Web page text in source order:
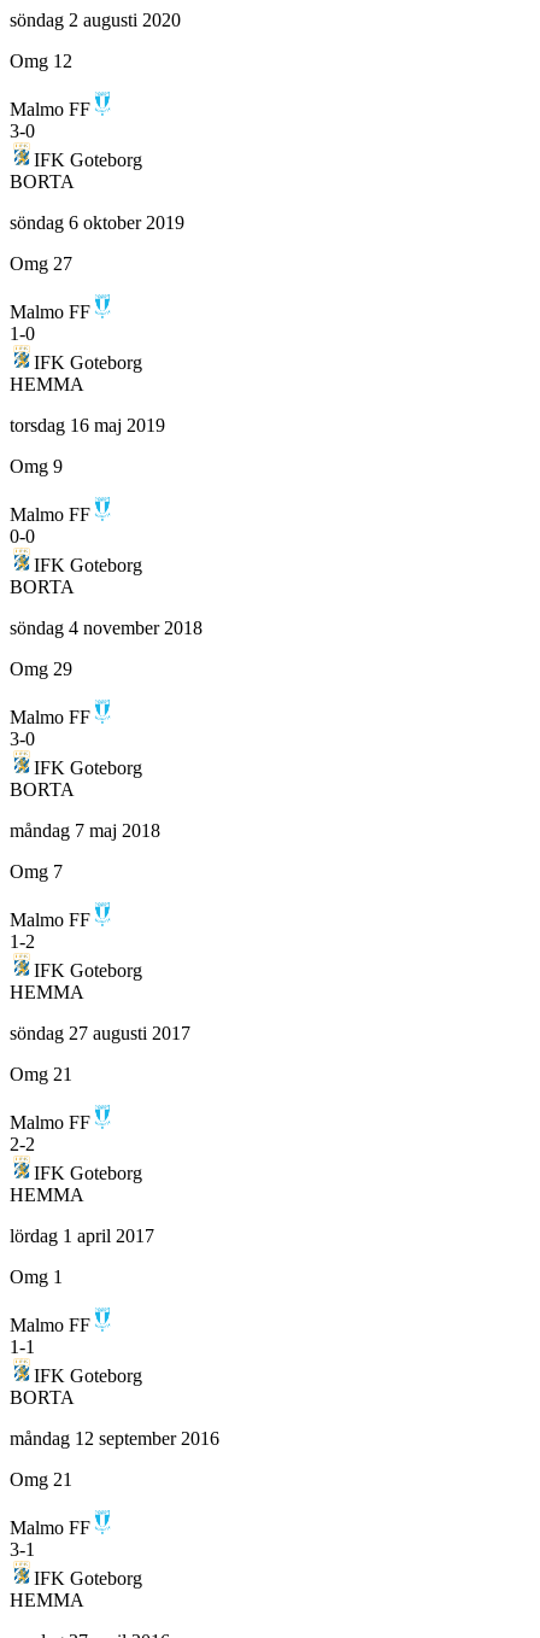
söndag 2 augusti 2020
Omg 12
Malmo FF
3-0
IFK Goteborg
BORTA
söndag 6 oktober 2019
Omg 27
Malmo FF
1-0
IFK Goteborg
HEMMA
torsdag 16 maj 2019
Omg 9
Malmo FF
0-0
IFK Goteborg
BORTA
söndag 4 november 2018
Omg 29
Malmo FF
3-0
IFK Goteborg
BORTA
måndag 7 maj 2018
Omg 7
Malmo FF
1-2
IFK Goteborg
HEMMA
söndag 27 augusti 2017
Omg 21
Malmo FF
2-2
IFK Goteborg
HEMMA
lördag 1 april 2017
Omg 1
Malmo FF
1-1
IFK Goteborg
BORTA
måndag 12 september 2016
Omg 21
Malmo FF
3-1
IFK Goteborg
HEMMA